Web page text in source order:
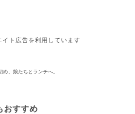
ト広告を利用しています
め、娘たちとランチへ。
おすすめ